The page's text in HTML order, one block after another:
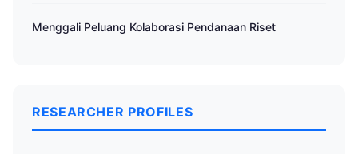
Menggali Peluang Kolaborasi Pendanaan Riset
RESEARCHER PROFILES